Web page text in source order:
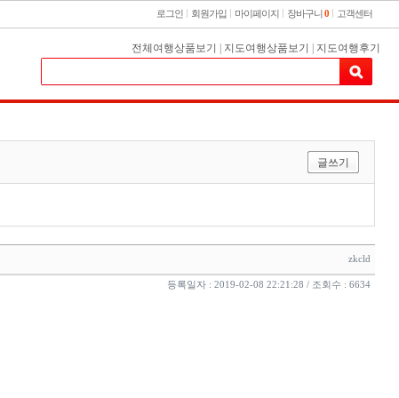
로그인 회원가입 마이페이지 장바구니0 고객센터
전체여행상품보기 지도여행상품보기 지도여행후기
글쓰기
zkcld
등록일자 : 2019-02-08 22:21:28 / 조회수 : 6634